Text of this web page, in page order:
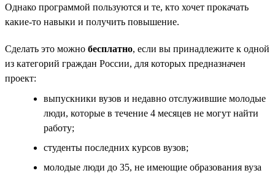
Однако программой пользуются и те, кто хочет прокачать
какие-то навыки и получить повышение.
Сделать это можно бесплатно, если вы принадлежите к одной
из категорий граждан России, для которых предназначен
проект:
выпускники вузов и недавно отслужившие молодые
люди, которые в течение 4 месяцев не могут найти
работу;
студенты последних курсов вузов;
молодые люди до 35, не имеющие образования вуза